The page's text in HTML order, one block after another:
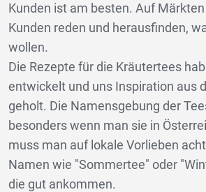
Kunden ist am besten. Auf
Kunden reden und herausfinden,
wollen.
Die Rezepte für die Kräutertees
entwickelt und uns Inspiration aus
geholt. Die Namensgebung der
besonders wenn man sie in
muss man auf lokale Vorlieben
Namen wie "Sommertee" oder
die gut ankommen.